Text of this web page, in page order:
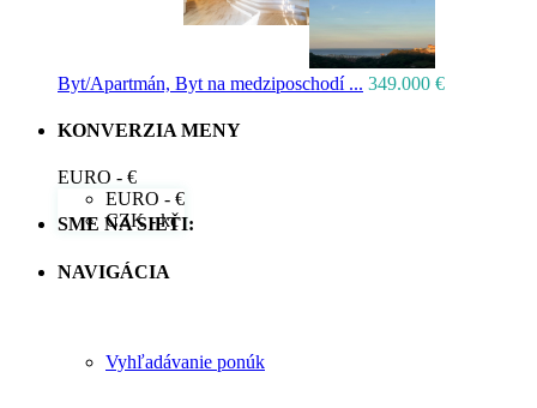
Byt/Apartmán, Byt na medziposchodí ... 349.000 €
KONVERZIA MENY
EURO - €
EURO - €
CZK - kč
SME NA SIETI:
NAVIGÁCIA
Vyhľadávanie ponúk